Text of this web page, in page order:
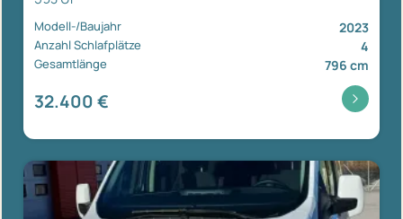
Modell-/Baujahr 2023
Anzahl Schlafplätze 4
Gesamtlänge 796 cm
32.400 €